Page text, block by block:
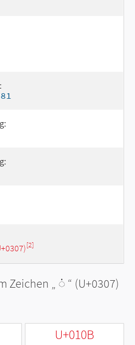
[2]
Zeichen „ ◌̇ “ (U+0307)
U+010B